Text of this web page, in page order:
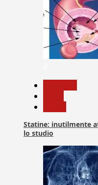
Statine: inutilmente
lo studio